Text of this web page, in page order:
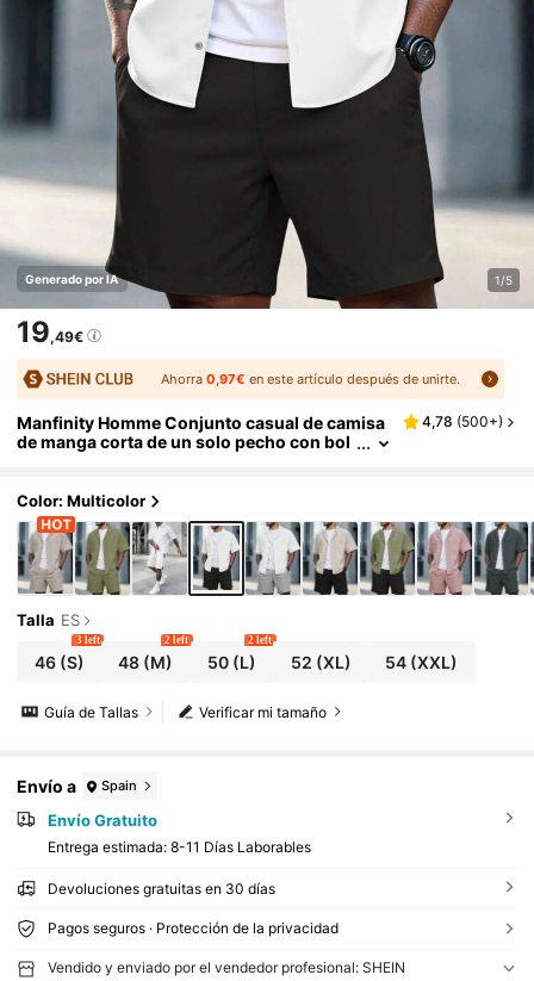
Generado por IA 1/5
19,49€
Ahorra0,97€ en este artículo después de unirte.
Manfinity Homme Conjunto casual de camisa
de manga corta de un solo pecho con bol
4,78 (500+)
Color: Multicolor
Talla ES
46(S)
3 left
48 (M)
2 left
50(L)
2 left
52 (XL) 54 (XXL)
Verificar mi tamaño
Guía de Tallas
Envío a Spain
Envío Gratuito
Entrega estimada: 8-11 Días Laborables
Devoluciones gratuitas en 30 días
Pagos seguros · Protección de la privacidad
Vendido y enviado por el vendedor profesional: SHEIN